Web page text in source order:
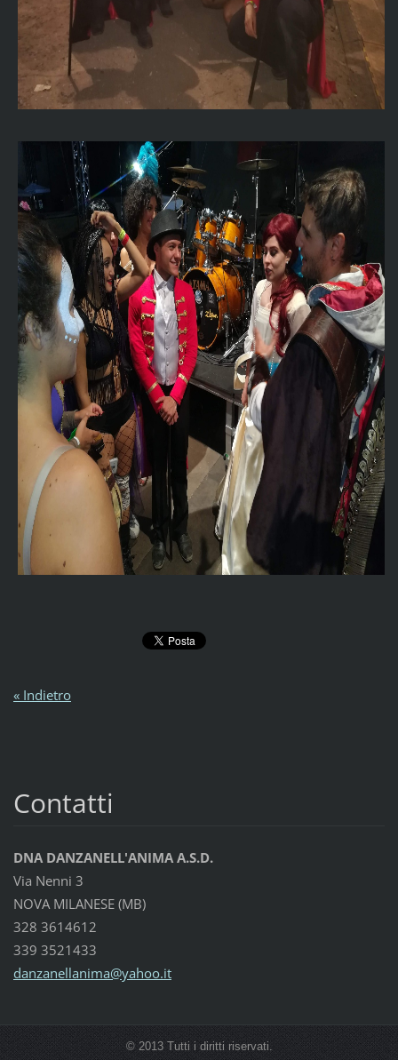
« Indietro
Contatti
DNA DANZANELL'ANIMA A.S.D.
Via Nenni 3
NOVA MILANESE (MB)
328 3614612
339 3521433
danzanellanima@yahoo.it
© 2013 Tutti i diritti riservati.